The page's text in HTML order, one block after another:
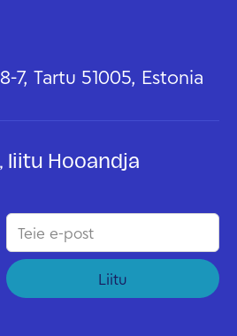
7, Tartu 51005, Estonia
liitu Hooandja
Liitu